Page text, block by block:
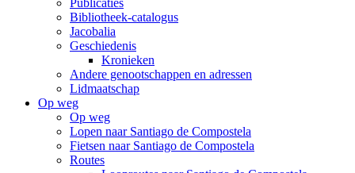
Publicaties
Bibliotheek-catalogus
Jacobalia
Geschiedenis
Kronieken
Andere genootschappen en adressen
Lidmaatschap
Op weg
Op weg
Lopen naar Santiago de Compostela
Fietsen naar Santiago de Compostela
Routes